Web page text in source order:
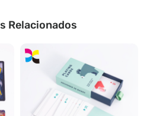
Relacionados